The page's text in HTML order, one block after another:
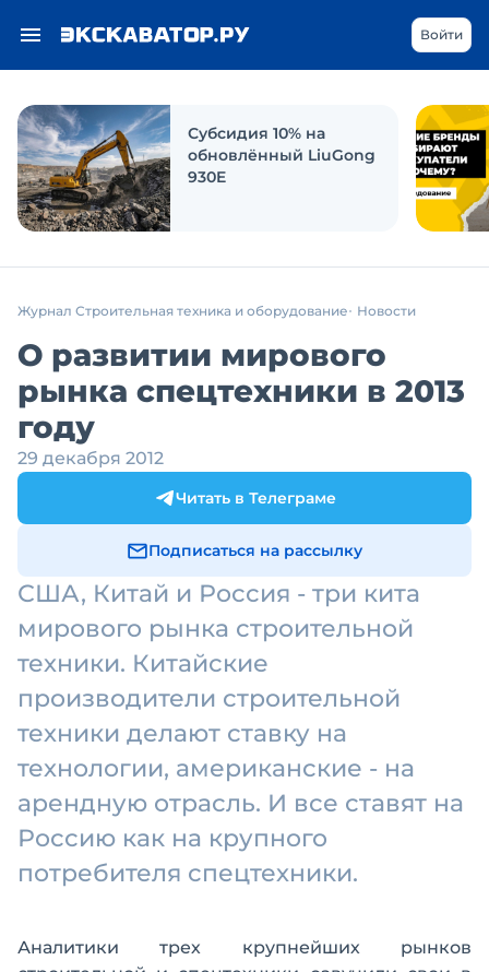
Войти
Субсидия 10% на
обновлённый LiuGong
930E
Журнал Строительная техника и оборудование Новости
О развитии мирового
рынка спецтехники в 2013
году
29 декабря 2012
Читать в Телеграме
Подписаться на рассылку
США, Китай и Россия - три кита
мирового рынка строительной
техники. Китайские
производители строительной
техники делают ставку на
технологии, американские - на
арендную отрасль. И все ставят на
Россию как на крупного
потребителя спецтехники.
Аналитики трех крупнейших рынков